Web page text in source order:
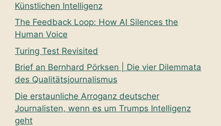
Künstlichen Intelligenz
The Feedback Loop: How AI Silences the
Human Voice
Turing Test Revisited
Brief an Bernhard Pörksen | Die vier Dilemmata
des Qualitätsjournalismus
Die erstaunliche Arroganz deutscher
Journalisten, wenn es um Trumps Intelligenz
geht